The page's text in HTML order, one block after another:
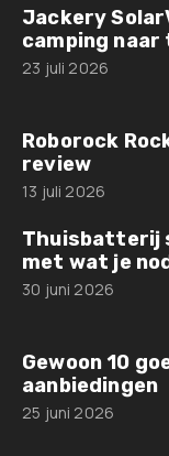
Jackery
camping
23 juli 2026
Roborock
review
13 juli 2026
Thuisbatterij
met wat je
30 juni 2026
Gewoon 10
aanbiedingen
25 juni 2026